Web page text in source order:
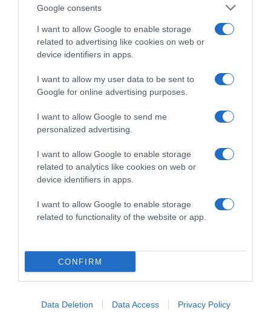
Google consents
I want to allow Google to enable storage
related to advertising like cookies on web or
device identifiers in apps.
I want to allow my user data to be sent to
Google for online advertising purposes.
I want to allow Google to send me
personalized advertising.
I want to allow Google to enable storage
related to analytics like cookies on web or
device identifiers in apps.
I want to allow Google to enable storage
related to functionality of the website or app.
CONFIRM
Data Deletion Data Access Privacy Policy
esetben a vízből származó szennyeződések az algán
keresztül jutnak be az emberi szervezetbe.
Milyen íze van a spirulinának?
enyhén halas íze lehet. Sokan ezért kapszula és préselt
tabletta formájában egészítik ki étrendjüket spirulinával,
íz elfedésére a por turmixokba, müzlikbe és tálakba is
belekeverhető.
Spirulina mellékhatások: a spirulina árthat is?
Mint minden élelmiszer esetében, a túlzott fogyasztás
figyelmeztet, hogy a nehézfémekkel, PAH-okkal és
toxinokkal való szennyeződés is lehetséges. Ezért az
Emellett a spirulina fogyasztása allergiás reakciókhoz
vezethet. Ráadásul az alga megköti a vasat, ami azt jelenti,
fogyasztói tanácsadó központ szerint kölcsönhatások
léphetnek fel akkor is, ha vérhígítót vagy